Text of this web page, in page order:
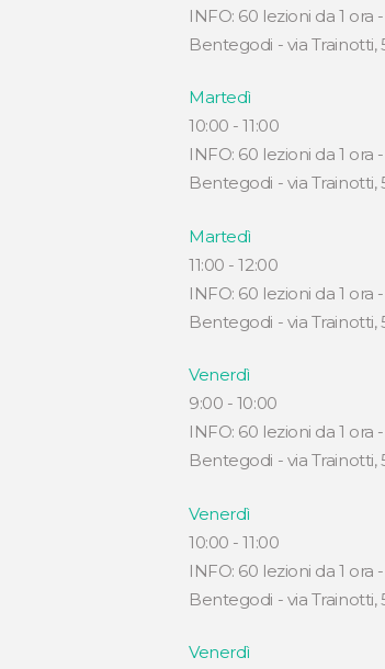
INFO: 60 lezioni da 1 ora
Bentegodi - via Trainotti,
Martedì
10:00 -11:00
INFO: 60 lezioni da 1 ora
Bentegodi - via Trainotti,
Martedì
11:00 -12:00
INFO: 60 lezioni da 1 ora
Bentegodi - via Trainotti,
Venerdì
9:00 - 10:00
INFO: 60 lezioni da 1 ora
Bentegodi - via Trainotti,
Venerdì
10:00 -11:00
INFO: 60 lezioni da 1 ora
Bentegodi - via Trainotti,
Venerdì